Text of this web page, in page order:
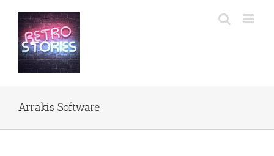
zawartości
Arrakis Software